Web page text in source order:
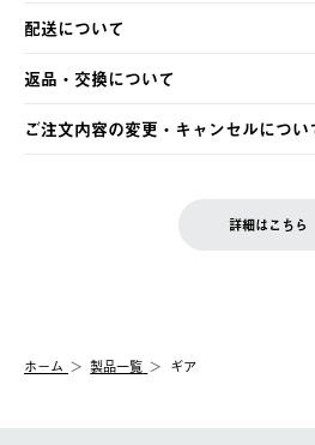
以下のいずれかの方法でお支払いいた
・クレジットカード決済
・コンビニ決済
・Pay-easy決済
配送について
【発送スケジュール】
ご注文・ご入金完了より2営業日以内
土日祝の発送はございませんので、木
の発送となる場合がございます。
【配送業者】
佐川急便にて配送されます。
返品・交換について
※お客様都合の場合
お客様都合の返品にかかる送料は、
一度お手元の商品を返品いただき、ご
ご注文内容の変更・キャンセルについ
LOGOS FAMILY会員の方は、会員マ
詳細はこちら
ホーム 製品一覧 ギア